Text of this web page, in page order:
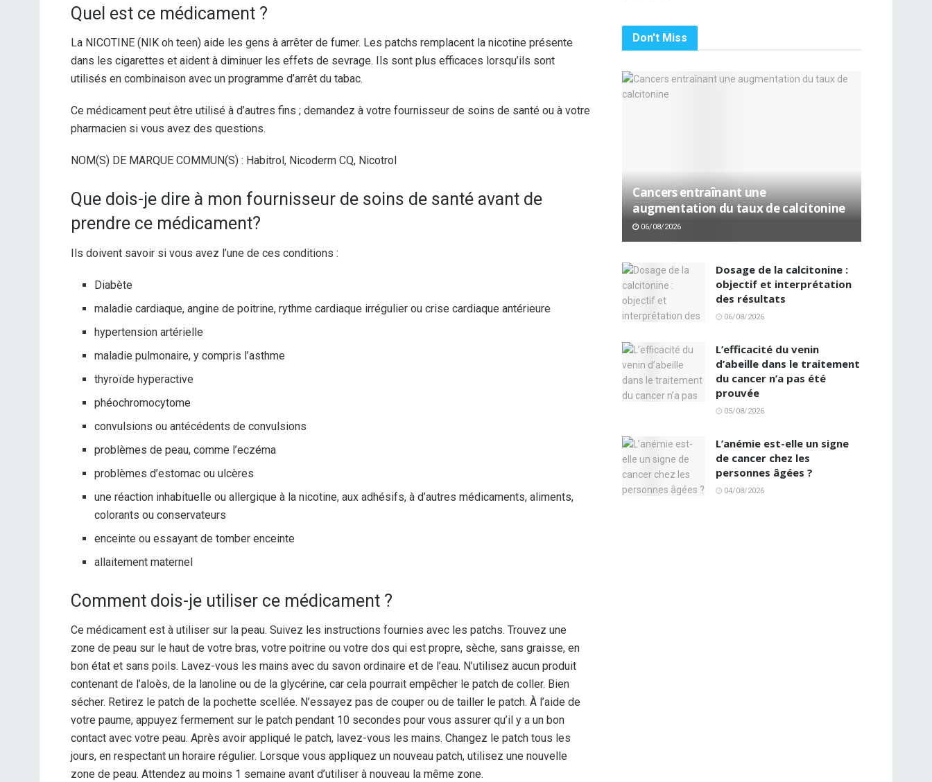
Quel est ce médicament ?
La NICOTINE (NIK oh teen) aide les gens à arrêter de fumer. Les patchs remplacent la nicotine présente
dans les cigarettes et aident à diminuer les effets de sevrage. Ils sont plus efficaces lorsqu’ils sont
utilisés en combinaison avec un programme d’arrêt du tabac.
Ce médicament peut être utilisé à d’autres fins ; demandez à votre fournisseur de soins de santé ou à votre
pharmacien si vous avez des questions.
NOM(S) DE MARQUE COMMUN(S) : Habitrol, Nicoderm CQ, Nicotrol
Que dois-je dire à mon fournisseur de soins de santé avant de
prendre ce médicament?
Ils doivent savoir si vous avez l’une de ces conditions :
Diabète
maladie cardiaque, angine de poitrine, rythme cardiaque irrégulier ou crise cardiaque antérieure
hypertension artérielle
maladie pulmonaire, y compris l’asthme
thyroïde hyperactive
phéochromocytome
convulsions ou antécédents de convulsions
problèmes de peau, comme l’eczéma
problèmes d’estomac ou ulcères
une réaction inhabituelle ou allergique à la nicotine, aux adhésifs, à d’autres médicaments, aliments,
colorants ou conservateurs
enceinte ou essayant de tomber enceinte
allaitement maternel
Comment dois-je utiliser ce médicament ?
Ce médicament est à utiliser sur la peau. Suivez les instructions fournies avec les patchs. Trouvez une
zone de peau sur le haut de votre bras, votre poitrine ou votre dos qui est propre, sèche, sans graisse, en
bon état et sans poils. Lavez-vous les mains avec du savon ordinaire et de l’eau. N’utilisez aucun produit
contenant de l’aloès, de la lanoline ou de la glycérine, car cela pourrait empêcher le patch de coller. Bien
sécher. Retirez le patch de la pochette scellée. N’essayez pas de couper ou de tailler le patch. À l’aide de
votre paume, appuyez fermement sur le patch pendant 10 secondes pour vous assurer qu’il y a un bon
contact avec votre peau. Après avoir appliqué le patch, lavez-vous les mains. Changez le patch tous les
jours, en respectant un horaire régulier. Lorsque vous appliquez un nouveau patch, utilisez une nouvelle
zone de peau. Attendez au moins 1 semaine avant d’utiliser à nouveau la même zone.
Don't Miss
Cancers entraînant une
augmentation du taux de calcitonine
06/08/2026
Dosage de la calcitonine :
objectif et interprétation
des résultats
06/08/2026
L’efficacité du venin
d’abeille dans le traitement
du cancer n’a pas été
prouvée
05/08/2026
L’anémie est-elle un signe
de cancer chez les
personnes âgées ?
04/08/2026